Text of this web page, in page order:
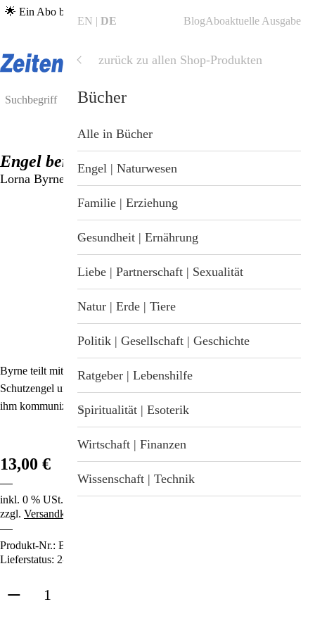
🌟 Ein Abo bestellen, unabhängigen Journalismus unterstützen & ein
Gratis-Heft erhalten →
zum Abo
Engel berühren meine Fingerspitzen
Lorna Byrne
Byrne teilt mit uns ihre persönlichen Erfahrungen mit ihrem eigenen
Schutzengel und lehrt uns, wie wir seine Zeichen wahrnehmen und mit
ihm kommunizieren können.
13,00 €
inkl. 0 % USt.
zzgl. Versandkosten
Produkt-Nr.: B-3634
Lieferstatus: 2-3 Tage
EN DE BlogAboaktuelle Ausgabe
zurück zu allen Shop-Produkten
Shop
ZeitenSchrift Startseite
Stichwortverzeichnis
Aktuell
Abonnement
Shop
Hefte & Abos
Nahrungsergänzung
Gesundheit & Wellness
Geschenkideen
Immunsystemstärkung
St. Helia-Produkte
Spezial-Angebote
Bücher
Alle in Bücher
Engel | Naturwesen
Familie | Erziehung
Gesundheit | Ernährung
Liebe | Partnerschaft | Sexualität
Natur | Erde | Tiere
Politik | Gesellschaft | Geschichte
Ratgeber | Lebenshilfe
Spiritualität | Esoterik
Wirtschaft | Finanzen
Wissenschaft | Technik